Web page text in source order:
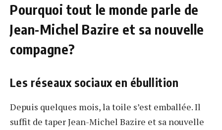
Pourquoi tout le monde parle de
Jean-Michel Bazire et sa nouvelle
compagne?
Les réseaux sociaux en ébullition
Depuis quelques mois, la toile s’est emballée. Il
suffit de taper Jean-Michel Bazire et sa nouvelle